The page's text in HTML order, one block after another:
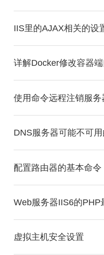
IIS里的AJAX相关的设
详解Docker修改容器
使用命令远程注销服务
DNS服务器可能不可
配置路由器的基本命令
Web服务器IIS6的PHP
虚拟主机安全设置